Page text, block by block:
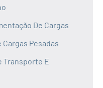
De Cargas
Pesadas
Transporte E